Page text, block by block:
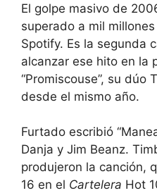
El golpe masivo de
superado a mil
Spotify. Es la segunda
alcanzar ese hito en la
“Promiscouse”, su dúo
desde el mismo año.
Furtado escribió
Danja y Jim Beanz.
produjeron la canción,
16 en el Cartelera Hot